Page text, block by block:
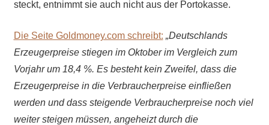
steckt, entnimmt sie auch nicht aus der Portokasse.
Die Seite Goldmoney.com schreibt: „Deutschlands
Erzeugerpreise stiegen im Oktober im Vergleich zum
Vorjahr um 18,4 %. Es besteht kein Zweifel, dass die
Erzeugerpreise in die Verbraucherpreise einfließen
werden und dass steigende Verbraucherpreise noch viel
weiter steigen müssen, angeheizt durch die